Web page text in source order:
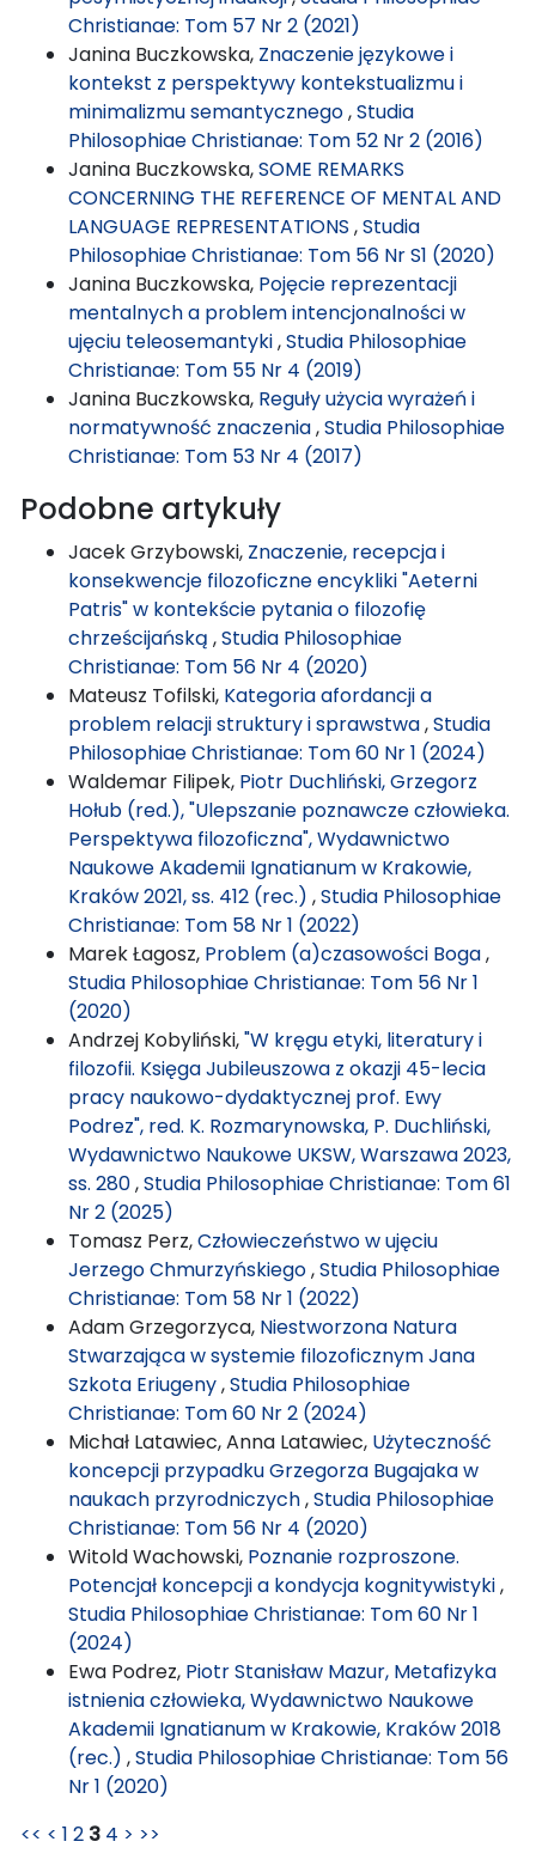
Christianae: Tom 57 Nr 2 (2021)
Janina Buczkowska, Znaczenie językowe i
kontekst z perspektywy kontekstualizmu i
minimalizmu semantycznego,Studia
Philosophiae Christianae: Tom 52 Nr 2 (2016)
Janina Buczkowska,SOME REMARKS
CONCERNING THE REFERENCE OF MENTAL AND
LANGUAGE REPRESENTATIONS ,Studia
Philosophiae Christianae: Tom 56 Nr S1 (2020)
Janina Buczkowska, Pojęcie reprezentacji
mentalnych a problem intencjonalności w
ujęciu teleosemantyki,Studia Philosophiae
Christianae: Tom 55 Nr 4 (2019)
Janina Buczkowska, Reguły użycia wyrażeń i
normatywność znaczenia,Studia Philosophiae
Christianae: Tom 53 Nr 4 (2017)
Podobne artykuły
Jacek Grzybowski, Znaczenie, recepcja i
konsekwencje filozoficzne encykliki "Aeterni
Patris" w kontekście pytania o filozofię
chrześcijańską ,Studia Philosophiae
Christianae: Tom 56 Nr 4 (2020)
Mateusz Tofilski, Kategoria afordancji a
problem relacji struktury i sprawstwa,Studia
Philosophiae Christianae: Tom 60 Nr 1 (2024)
Waldemar Filipek, Piotr Duchliński, Grzegorz
Hołub (red.), "Ulepszanie poznawcze człowieka.
Perspektywa filozoficzna", Wydawnictwo
Naukowe Akademii Ignatianum w Krakowie,
Kraków 2021, ss. 412 (rec.) ,Studia Philosophiae
Christianae: Tom 58 Nr 1 (2022)
Marek Łagosz, Problem (a)czasowości Boga,
Studia Philosophiae Christianae: Tom 56 Nr 1
(2020)
Andrzej Kobyliński,"W kręgu etyki, literatury i
filozofii. Księga Jubileuszowa z okazji 45-lecia
pracy naukowo-dydaktycznej prof. Ewy
Podrez", red. K. Rozmarynowska, P. Duchliński,
Wydawnictwo Naukowe UKSW, Warszawa 2023,
ss. 280,Studia Philosophiae Christianae: Tom 61
Nr 2 (2025)
Tomasz Perz,Człowieczeństwo w ujęciu
Jerzego Chmurzyńskiego,Studia Philosophiae
Christianae: Tom 58 Nr 1 (2022)
Adam Grzegorzyca, Niestworzona Natura
Stwarzająca w systemie filozoficznym Jana
Szkota Eriugeny,Studia Philosophiae
Christianae: Tom 60 Nr 2 (2024)
Michał Latawiec, Anna Latawiec, Użyteczność
koncepcji przypadku Grzegorza Bugajaka w
naukach przyrodniczych,Studia Philosophiae
Christianae: Tom 56 Nr 4 (2020)
Witold Wachowski, Poznanie rozproszone.
Potencjał koncepcji a kondycja kognitywistyki,
Studia Philosophiae Christianae: Tom 60 Nr 1
(2024)
Ewa Podrez, Piotr Stanisław Mazur, Metafizyka
istnienia człowieka, Wydawnictwo Naukowe
Akademii Ignatianum w Krakowie, Kraków 2018
(rec.) ,Studia Philosophiae Christianae: Tom 56
Nr 1 (2020)
<< < 1 2 3 4 > >>